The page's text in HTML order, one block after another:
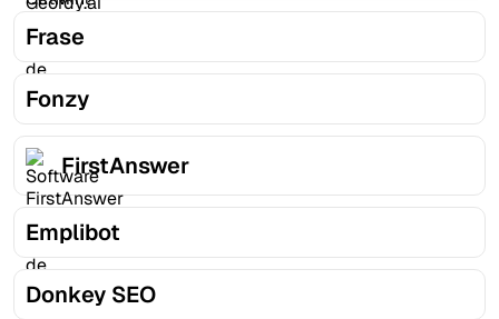
Frase
Fonzy
FirstAnswer
Emplibot
Donkey SEO